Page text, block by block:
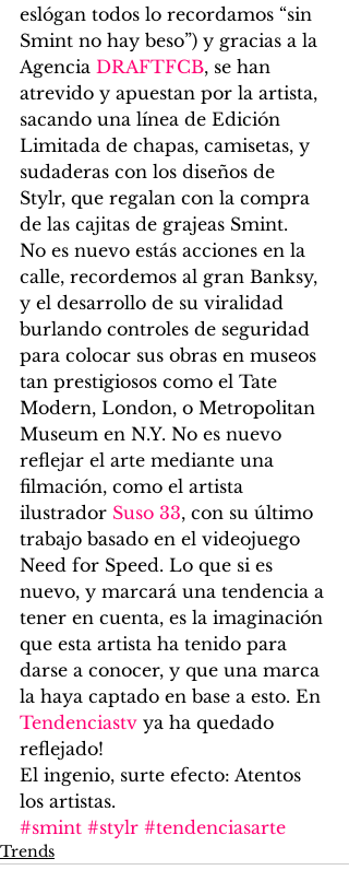
eslógan todos lo recordamos “sin
Smint no hay beso”) y gracias a la
Agencia DRAFTFCB, se han
atrevido y apuestan por la artista,
sacando una línea de Edición
Limitada de chapas, camisetas, y
sudaderas con los diseños de
Stylr, que regalan con la compra
de las cajitas de grajeas Smint.
No es nuevo estás acciones en la
calle, recordemos al gran Banksy,
y el desarrollo de su viralidad
burlando controles de seguridad
para colocar sus obras en museos
tan prestigiosos como el Tate
Modern, London, o Metropolitan
Museum en N.Y. No es nuevo
reflejar el arte mediante una
filmación, como el artista
ilustrador Suso 33, con su último
trabajo basado en el videojuego
Need for Speed. Lo que si es
nuevo, y marcará una tendencia a
tener en cuenta, es la imaginación
que esta artista ha tenido para
darse a conocer, y que una marca
la haya captado en base a esto. En
Tendenciastv ya ha quedado
reflejado!
El ingenio, surte efecto: Atentos
los artistas.
#smint #stylr #tendenciasarte
Trends